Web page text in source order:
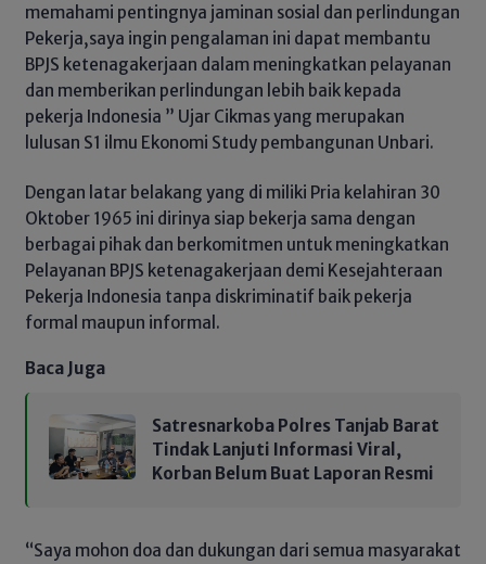
memahami pentingnya jaminan sosial dan perlindungan
Pekerja,saya ingin pengalaman ini dapat membantu
BPJS ketenagakerjaan dalam meningkatkan pelayanan
dan memberikan perlindungan lebih baik kepada
pekerja Indonesia ” Ujar Cikmas yang merupakan
lulusan S1 ilmu Ekonomi Study pembangunan Unbari.
Dengan latar belakang yang di miliki Pria kelahiran 30
Oktober 1965 ini dirinya siap bekerja sama dengan
berbagai pihak dan berkomitmen untuk meningkatkan
Pelayanan BPJS ketenagakerjaan demi Kesejahteraan
Pekerja Indonesia tanpa diskriminatif baik pekerja
formal maupun informal.
Baca Juga
Satresnarkoba Polres Tanjab Barat
Tindak Lanjuti Informasi Viral,
Korban Belum Buat Laporan Resmi
“Saya mohon doa dan dukungan dari semua masyarakat